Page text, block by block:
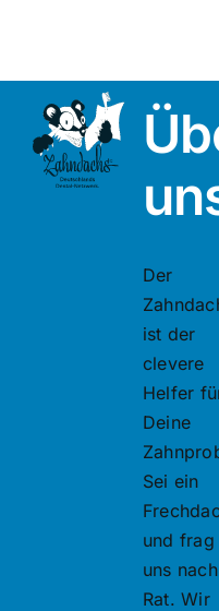
Der
ist der
clevere
Helfer
Deine
Sei ein
und frag
uns nach
Rat. Wir